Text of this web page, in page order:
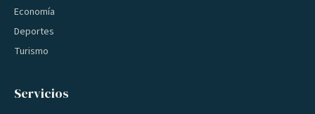
Economía
Deportes
Turismo
Servicios